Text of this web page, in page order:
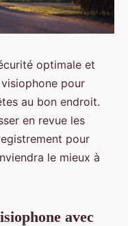
optimale et
visiophone pour
au bon endroit.
en revue les
pour
le mieux à
avec